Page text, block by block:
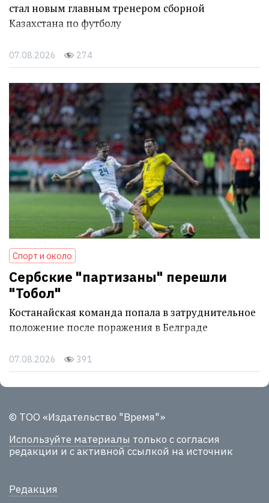
стал новым главным тренером сборной
Казахстана по футболу
07.08.2026 274
Спорт и около
Сербские "партизаны" перешли
"Тобол"
Костанайская команда попала в затруднительное
положение после поражения в Белграде
07.08.2026 391
© ТОО «Издательство "Время"»
Используйте материалы только с согласия
редакции и с активной ссылкой на источник
Редакция